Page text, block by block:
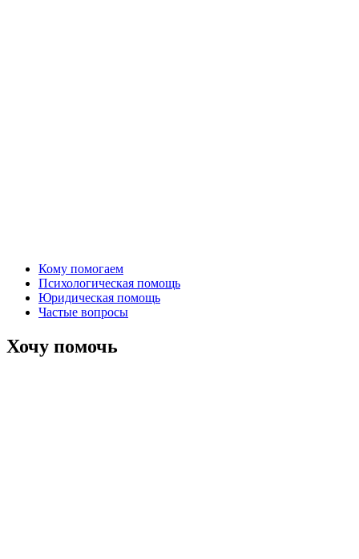
Кому помогаем
Психологическая помощь
Юридическая помощь
Частые вопросы
Хочу помочь